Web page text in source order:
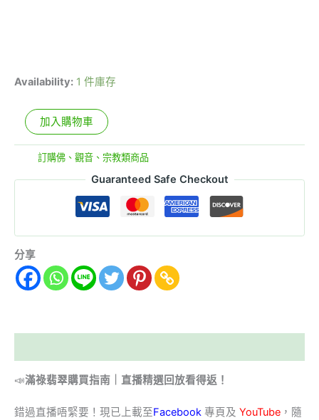
Availability: 1 件庫存
加入購物車
訂購佛、觀音、宗教類商品
Guaranteed Safe Checkout
分享
📣滿祿翡翠購買指南｜直播精選回放看得返！
錯過直播唔緊要！現已上載至Facebook 專頁及 YouTube ，隨